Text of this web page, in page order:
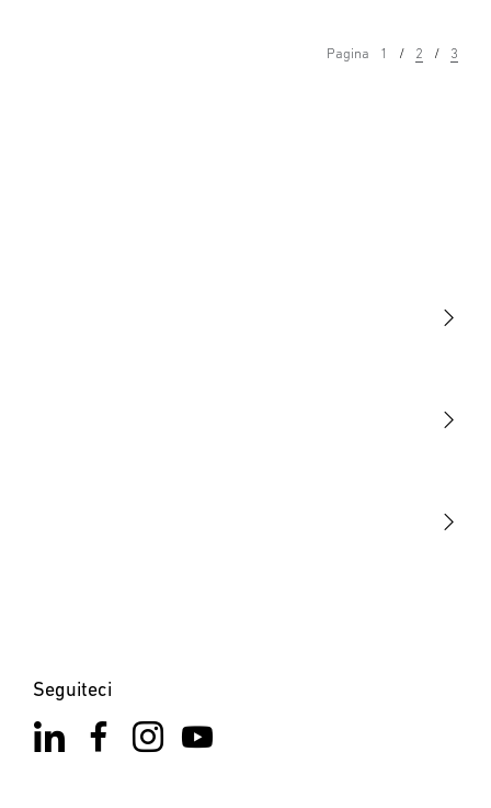
Pagina 1 2 3
Seguiteci